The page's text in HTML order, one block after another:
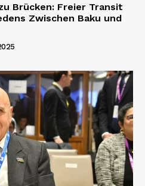
Brücken: Freier Transit
Zwischen Baku und